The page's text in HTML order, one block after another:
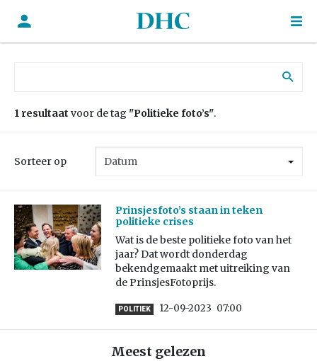
1 resultaat voor de tag "Politieke foto’s".
Sorteer op
Prinsjesfoto’s staan in teken
politieke crises
Wat is de beste politieke foto van het
jaar? Dat wordt donderdag
bekendgemaakt met uitreiking van
de PrinsjesFotoprijs.
POLITIEK 12-09-2023 07:00
Meest gelezen